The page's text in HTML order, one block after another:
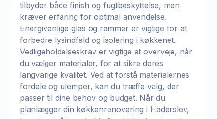
tilbyder både finish og fugtbeskyttelse, men
kræver erfaring for optimal anvendelse.
Energivenlige glas og rammer er vigtige for at
forbedre lysindfald og isolering i køkkenet.
Vedligeholdelseskrav er vigtige at overveje, når
du vælger materialer, for at sikre deres
langvarige kvalitet. Ved at forstå materialernes
fordele og ulemper, kan du træffe valg, der
passer til dine behov og budget. Når du
planlægger din køkkenrenovering i Haderslev,